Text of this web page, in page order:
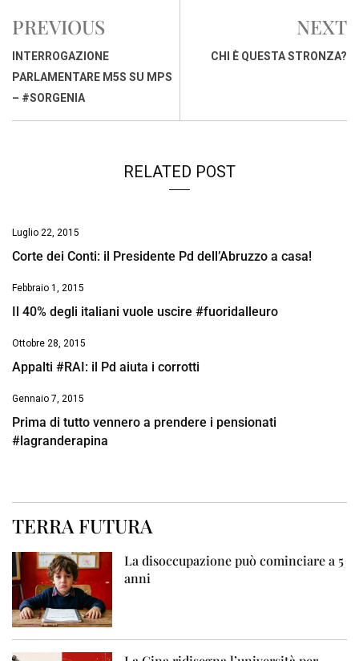
b
o
o
k
s
A
p
I
s
PREVIOUS
INTERROGAZIONE
PARLAMENTARE M5S SU MPS
– #SORGENIA
NEXT
CHI È QUESTA STRONZA?
RELATED POST
Luglio 22, 2015
Corte dei Conti: il Presidente Pd dell’Abruzzo a casa!
Febbraio 1, 2015
Il 40% degli italiani vuole uscire #fuoridalleuro
Ottobre 28, 2015
Appalti #RAI: il Pd aiuta i corrotti
Gennaio 7, 2015
Prima di tutto vennero a prendere i pensionati
#lagranderapina
TERRA FUTURA
La disoccupazione può cominciare a 5
anni